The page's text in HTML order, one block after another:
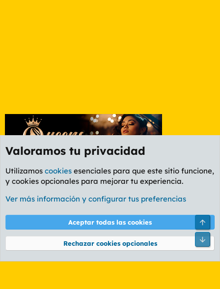
Foro Series y TV
Cookies
PL OLDSTYLE AMARILLO
Términos y reglas Política de privacidad Ayuda
Community platform by XenForo® © 2010-2026 XenForo Ltd.
Valoramos tu privacidad
Utilizamos cookies esenciales para que este sitio funcione,
y cookies opcionales para mejorar tu experiencia.
Ver más información y configurar tus preferencias
Aceptar todas las cookies
Rechazar cookies opcionales
Pie